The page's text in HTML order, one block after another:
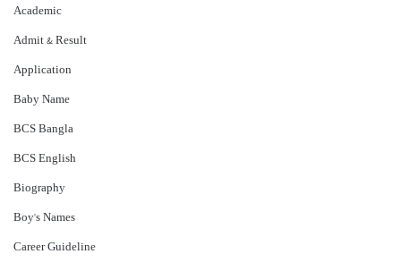
Academic
Admit & Result
Application
Baby Name
BCS Bangla
BCS English
Biography
Boy's Names
Career Guideline